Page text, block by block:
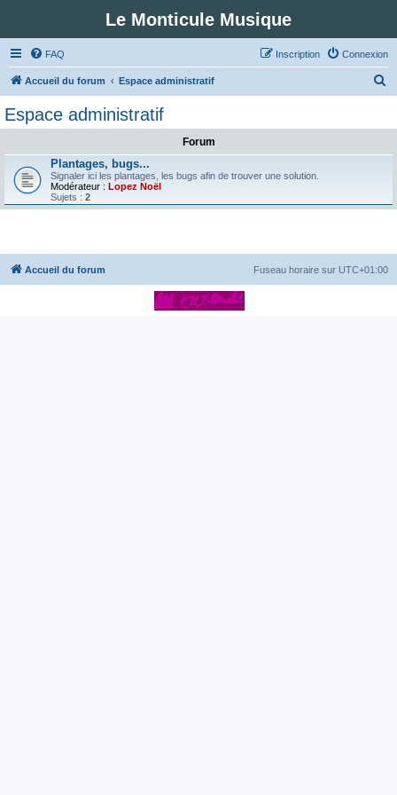
Le Monticule Musique
FAQ Connexion
Inscription
Accueil du forum Espace administratif
c
r
Espace administratif
Forum
Plantages, bugs...
Signaler ici les plantages, les bugs afin de trouver une solution.
Modérateur : Lopez Noël
Sujets : 2
Accueil du forum Fuseau horaire sur UTC+01:00